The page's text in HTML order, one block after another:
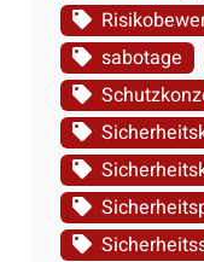
sabotage